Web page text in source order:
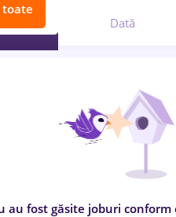
Dată
au fost găsite joburi
toate